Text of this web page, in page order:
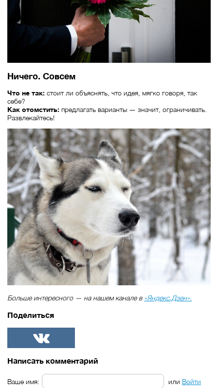
Ничего. Совсем
Что не так: стоит ли объяснять, что идея, мягко говоря, так
себе?
Как отомстить: предлагать варианты — значит, ограничивать.
Развлекайтесь!
Больше интересного — на нашем канале в «Яндекс.Дзен».
Поделиться
Написать комментарий
Ваше имя: или Войти